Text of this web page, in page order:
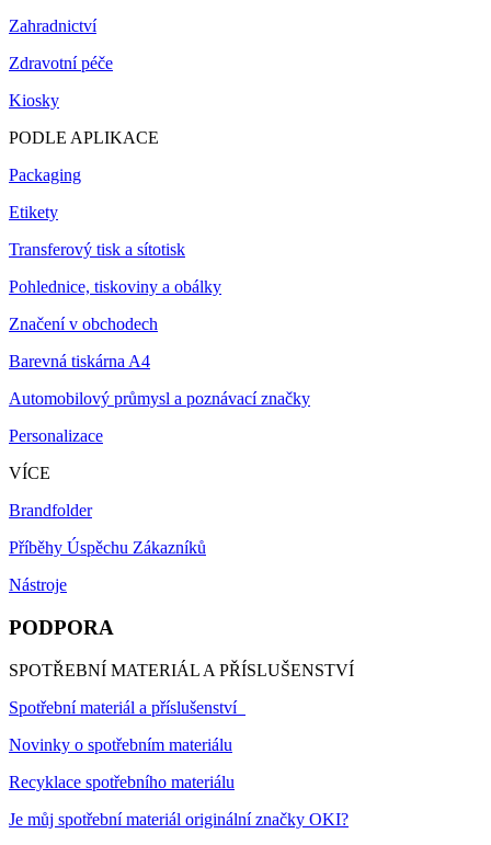
Zahradnictví
Zdravotní péče
Kiosky
PODLE APLIKACE
Packaging
Etikety
Transferový tisk a sítotisk
Pohlednice, tiskoviny a obálky
Značení v obchodech
Barevná tiskárna A4
Automobilový průmysl a poznávací značky
Personalizace
VÍCE
Brandfolder
Příběhy Úspěchu Zákazníků
Nástroje
PODPORA
SPOTŘEBNÍ MATERIÁL A PŘÍSLUŠENSTVÍ
Spotřební materiál a příslušenství
Novinky o spotřebním materiálu
Recyklace spotřebního materiálu
Je můj spotřební materiál originální značky OKI?